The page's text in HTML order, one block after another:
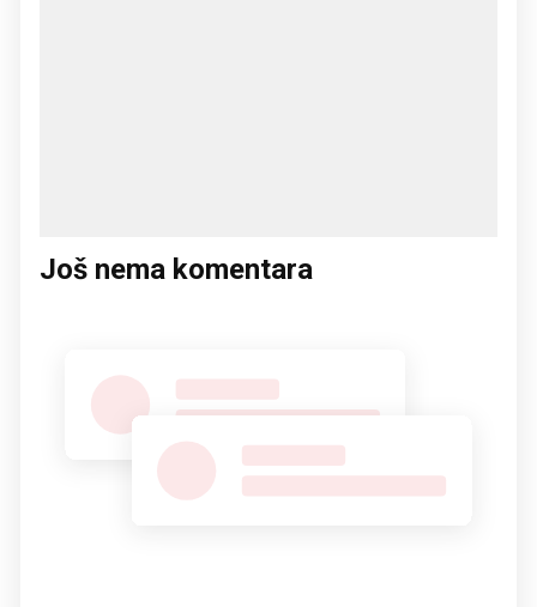
Još nema komentara